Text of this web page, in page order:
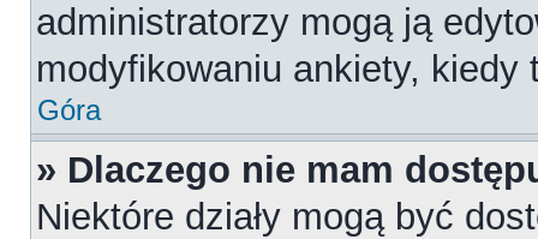
administratorzy mogą ją
modyfikowaniu ankiety, kiedy
Góra
» Dlaczego nie mam
Niektóre działy mogą być